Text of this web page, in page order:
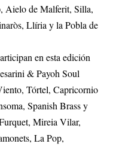
Aielo de Malferit, Silla,
Llíria y la Pobla de
en esta edición
& Payoh Soul
Tórtel, Capricornio
Spanish Brass y
Mireia Vilar,
La Pop,